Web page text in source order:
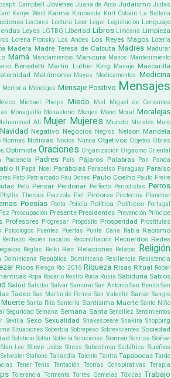
Campbell Jovenes Juana de Arco Judaísmo Judas
Kanye West Karma Kimbanda Kurt Cobain
La Ballena
Lectores Lectura Leer Legal Legislación Lenguaje
Leyes LGTBQ Libertad Libros Limosna Limpieza
Lorena Pronsky Los Andes Los Reyes Magos Lotería
Madera Madre Teresa de Calcuta Madres Madurar
Mamá Mandamientos Manicura Manos
Mantenimiento
Benedetti Martin Luther King Masaje Mascarilla
Matrimonio Mayas Medicamentos Medicina
Memoria Mendigos Mensaje Positivo Mensajes
Michael Phelps Miedo Miel Miguel de Cervantes
Monaguillo Monasterio Monjes Mono Moral
Moralejas
Alí Mujer Mujeres Mundo Murales Muro
Navidad Negativo Negocios Negros Nelson Mandela
Normas Noticias Novios Nunca Objetivos Objetos Obras
Optimista Oraciones Organización Orgasmo Oriental
Paciencia Padres País Pájaros Palabras Pan Panda
II Papá Noel Parábolas Paracelso Paraguay Paraíso
Pato Patriarcado Pau Dones Paulo Coelho Paulo Freire
Pelo Pensar Perdonar Perfecto Periodistas Perros
Phyllis Theroux Piazzola Piel Pintores Pirotecnia Planchar
Poesías Poeta Policía Política Políticos Portugal
Preocupación Presente Presidentes Prevención Príncipe
Profesores Progresar Propósito Prosperidad
Prostitutas
Psícologos Puentes Puertas Punta Cana Rabia Racismo
Rechazo Recién nacidos Reconciliación Recuerdos Redes
Reglas Reiki Reir Relaciones Relatos Religión
Dominicana República Dominicana Resiliencia
Resistencia
Ricos Riesgo Rio 2016 Riqueza Risas Ritual Robar
Ropa Rosario Rostro Ruda Rusia Sabiduría Sabios
Salúd Saludar Salvar Samurai San Antonio San Benito San
Tadeo San Martin de Porres San Valentin Sanar Sangre
Santa Rita Santería Santísima Muerte Santo Niño
Seguridad Semana Semana Santa Sencillez Sentimientos
Sevilla Sexo Sexualidad Shakespeare Shakira Shopping
Situaciones Soberbia Sobrepeso Sobrevivientes Sociedad
Solsticio Soltar Soltería Soluciones Sonreir Sonrisa Soñar
Stan Lee Steve Jobs Stress Subestimar Sudáfrica Sueños
Sylvester Stallone Tailandia Talento Tantra Tapabocas Tarde
Tener Tenis Tentación Teorías Conspirativas Terapia
Tolerancia Tormenta Torres Gemelas Tóxicas Trabajo